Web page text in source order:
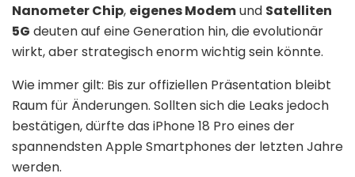
Nanometer Chip, eigenes Modemund Satelliten
5G deuten auf eine Generation hin, die evolutionär
wirkt, aber strategisch enorm wichtig sein könnte.
Wie immer gilt: Bis zur offiziellen Präsentation bleibt
Raum für Änderungen. Sollten sich die Leaks jedoch
bestätigen, dürfte das iPhone 18 Pro eines der
spannendsten Apple Smartphones der letzten Jahre
werden.